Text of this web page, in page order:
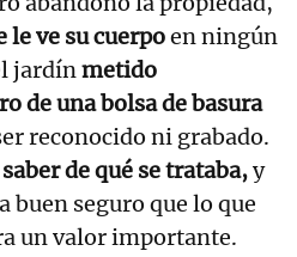
le ve su cuerpoen ningún
jardínmetido
de una bolsa de basura
reconocido ni grabado.
de qué se trataba,y
buen seguro que lo que
un valor importante.